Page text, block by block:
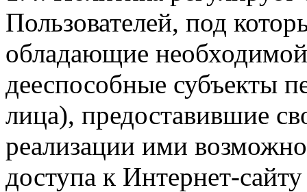
Пользователей, под
обладающие
дееспособные субъекты
лица), предоставившие
реализации ими
доступа к Интернет-